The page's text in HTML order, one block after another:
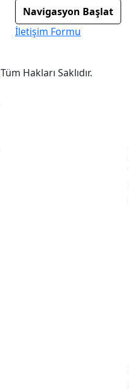
Navigasyon Başlat
İletişim Formu
Tüm Hakları Saklıdır.